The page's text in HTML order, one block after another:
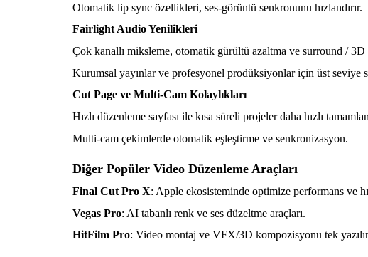
Otomatik lip sync özellikleri, ses-görüntü senkronunu hızlandırır.
Fairlight Audio Yenilikleri
Çok kanallı miksleme, otomatik gürültü azaltma ve surround / 3D
Kurumsal yayınlar ve profesyonel prodüksiyonlar için üst seviye
Cut Page ve Multi-Cam Kolaylıkları
Hızlı düzenleme sayfası ile kısa süreli projeler daha hızlı
Multi-cam çekimlerde otomatik eşleştirme ve senkronizasyon.
Diğer Popüler Video Düzenleme Araçları
Final Cut Pro X: Apple ekosisteminde optimize performans ve
Vegas Pro: AI tabanlı renk ve ses düzeltme araçları.
HitFilm Pro: Video montaj ve VFX/3D kompozisyonu tek